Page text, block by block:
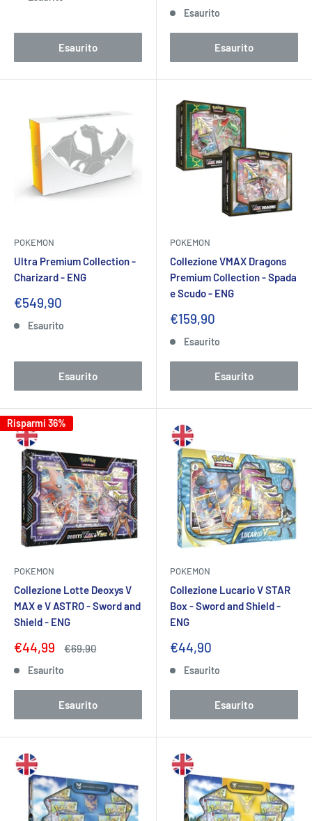
Esaurito
Esaurito
Esaurito
POKEMON
Ultra Premium Collection -
Charizard - ENG
Prezzo
€549,90
Esaurito
Esaurito
POKEMON
Collezione VMAX Dragons
Premium Collection - Spada
e Scudo - ENG
Prezzo
€159,90
Esaurito
Esaurito
Risparmi 36%
POKEMON
Collezione Lotte Deoxys V
MAX e V ASTRO - Sword and
Shield - ENG
Prezzo
€44,99 Prezzo
€69,90
Esaurito
Esaurito
POKEMON
Collezione Lucario V STAR
Box - Sword and Shield -
ENG
Prezzo
€44,90
Esaurito
Esaurito